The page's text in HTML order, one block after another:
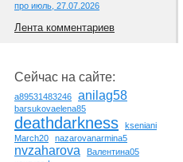
про июль, 27.07.2026
Лента комментариев
Сейчас на сайте:
a89531483246 anilag58
barsukovaelena85
deathdarkness
kseniani
March20
nazarovanarmina5
nvzaharova
Валентина05